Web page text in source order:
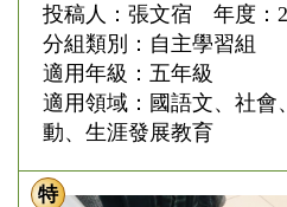
投稿人：張文宿 年度：
分組類別：自主學習組
適用年級：五年級
適用領域：國語文、社會
動、生涯發展教育
特